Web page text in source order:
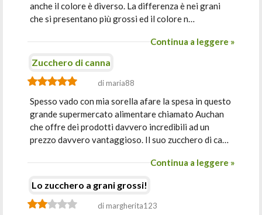
anche il colore è diverso. La differenza è nei grani
che si presentano più grossi ed il colore n…
Continua a leggere »
Zucchero di canna
di maria88
Spesso vado con mia sorella afare la spesa in questo
grande supermercato alimentare chiamato Auchan
che offre dei prodotti davvero incredibili ad un
prezzo davvero vantaggioso. Il suo zucchero di ca…
Continua a leggere »
Lo zucchero a grani grossi!
di margherita123